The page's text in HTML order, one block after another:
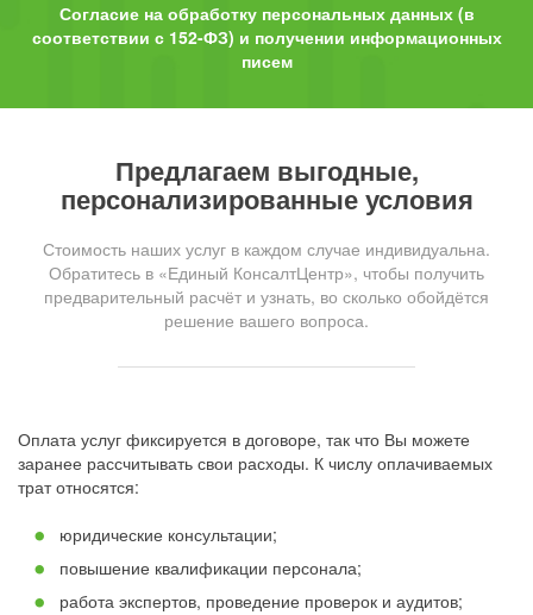
Согласие на обработку персональных данных (в
соответствии с 152-ФЗ) и получении информационных
писем
Предлагаем выгодные,
персонализированные условия
Стоимость наших услуг в каждом случае индивидуальна.
Обратитесь в «Единый КонсалтЦентр», чтобы получить
предварительный расчёт и узнать, во сколько обойдётся
решение вашего вопроса.
Оплата услуг фиксируется в договоре, так что Вы можете
заранее рассчитывать свои расходы. К числу оплачиваемых
трат относятся:
юридические консультации;
повышение квалификации персонала;
работа экспертов, проведение проверок и аудитов;